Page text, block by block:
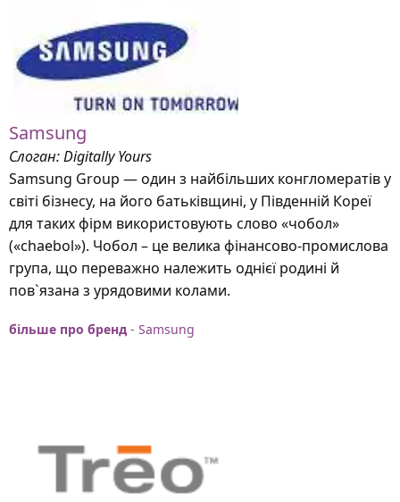
Samsung
Слоган: Digitally Yours
Samsung Group — один з найбільших конгломератів у
світі бізнесу, на його батьківщині, у Південній Кореї
для таких фірм використовують слово «чобол»
(«chaebol»). Чобол – це велика фінансово-промислова
група, що переважно належить однієї родині й
пов`язана з урядовими колами.
більше про бренд - Samsung